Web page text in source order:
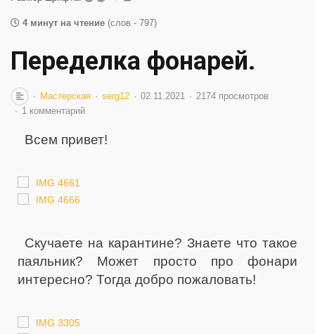
4 минут на чтение (слов - 797)
Переделка фонарей.
Мастерская serg12 02.11.2021
2174 просмотров
1 комментарий
Всем привет!
Скучаете на карантине? Знаете что такое
паяльник? Может просто про фонари
интересно? Тогда добро пожаловать!